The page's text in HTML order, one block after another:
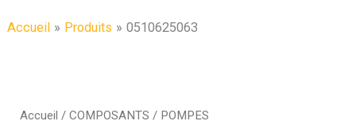
c
Accueil Produits 0510625063
Accueil /COMPOSANTS / POMPES